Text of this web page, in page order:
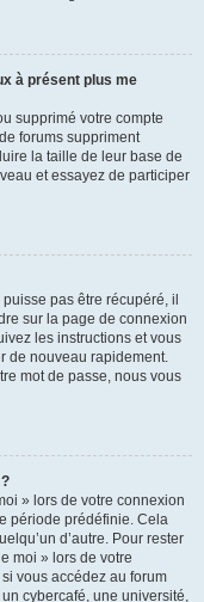
à présent plus me
supprimé votre compte
forums suppriment
la taille de leur base de
et essayez de participer
pas être récupéré, il
sur la page de connexion
les instructions et vous
de nouveau rapidement.
mot de passe, nous vous
» lors de votre connexion
période prédéfinie. Cela
d’autre. Pour rester
moi » lors de votre
vous accédez au forum
cybercafé, une université,